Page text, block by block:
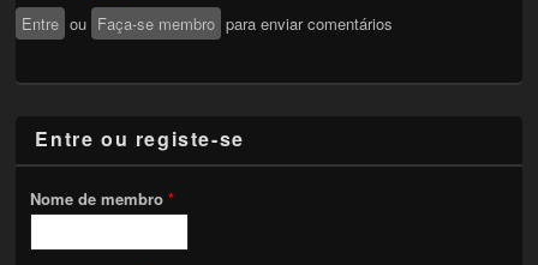
Entre ou Faça-se membro para enviar comentários
Entre ou registe-se
Nome de membro*